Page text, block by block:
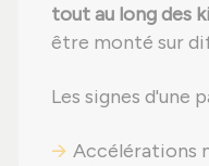
tout au long des
être monté sur
Les signes d'une
Accélérations